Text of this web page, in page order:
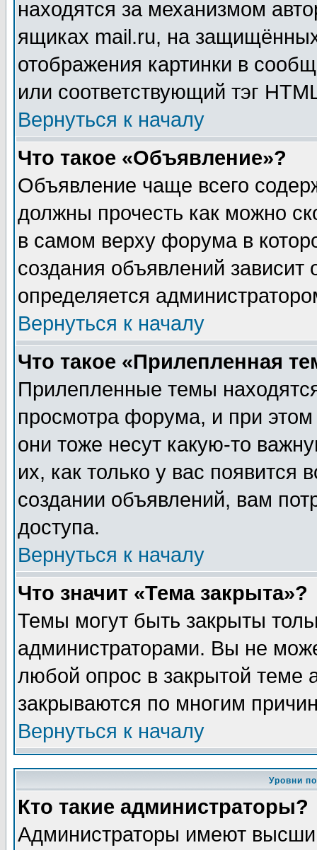
находятся за механизмом
ящиках mail.ru, на
отображения картинки в
или соответствующий тэг
Вернуться к началу
Что такое «Объявление»?
Объявление чаще всего
должны прочесть как можно
в самом верху форума в
создания объявлений зависит
определяется
Вернуться к началу
Что такое «Прилепленная
Прилепленные темы
просмотра форума, и при
они тоже несут какую-то
их, как только у вас появится
создании объявлений, вам
доступа.
Вернуться к началу
Что значит «Тема закрыта»?
Темы могут быть закрыты
администраторами. Вы не
любой опрос в закрытой теме
закрываются по многим
Вернуться к началу
Уровни
Кто такие администраторы?
Администраторы имеют